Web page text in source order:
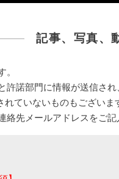
記事、写真、
。
許諾部門に情報が送信さ
ていないものもございま
絡先メールアドレスをご